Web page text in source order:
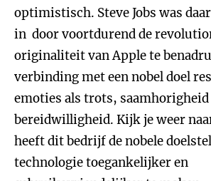
optimistisch. Steve Jobs was
in door voortdurend de
originaliteit van Apple te
verbinding met een nobel doel
emoties als trots, saamhorigheid
bereidwilligheid. Kijk je weer
heeft dit bedrijf de nobele
technologie toegankelijker en